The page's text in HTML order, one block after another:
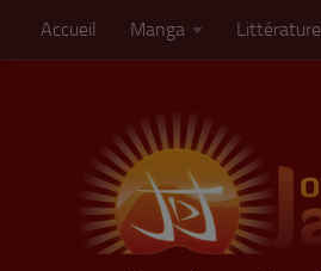
Skip to content
Accueil Manga Littérature